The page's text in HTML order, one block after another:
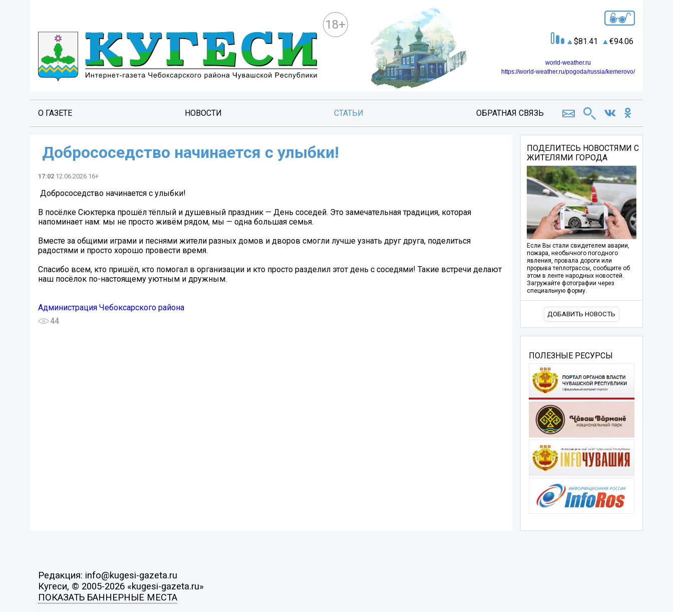
18+
81.41 94.06
world-weather.ru
https://world-weather.ru/pogoda/russia/kemerovo/
О ГАЗЕТЕ НОВОСТИ СТАТЬИ ОБРАТНАЯ СВЯЗЬ
️ Добрососедство начинается с улыбки!
17:02 12.06.2026 16+
️ Добрососедство начинается с улыбки!
В посёлке Сюктерка прошёл тёплый и душевный праздник — День соседей. Это замечательная традиция, которая
напоминает нам: мы не просто живём рядом, мы — одна большая семья.
Вместе за общими играми и песнями жители разных домов и дворов смогли лучше узнать друг друга, поделиться
радостями и просто хорошо провести время.
Спасибо всем, кто пришёл, кто помогал в организации и кто просто разделил этот день с соседями! Такие встречи делают
наш посёлок по-настоящему уютным и дружным.
Администрация Чебоксарского района
44
ПОДЕЛИТЕСЬ НОВОСТЯМИ С
ЖИТЕЛЯМИ ГОРОДА
Если Вы стали свидетелем аварии,
пожара, необычного погодного
явления, провала дороги или
прорыва теплотрассы, сообщите об
этом в ленте народных новостей.
Загружайте фотографии через
специальную форму.
ДОБАВИТЬ НОВОСТЬ
ПОЛЕЗНЫЕ РЕСУРСЫ
Редакция: info@kugesi-gazeta.ru
Кугеси, © 2005-2026 «kugesi-gazeta.ru»
ПОКАЗАТЬ БАННЕРНЫЕ МЕСТА